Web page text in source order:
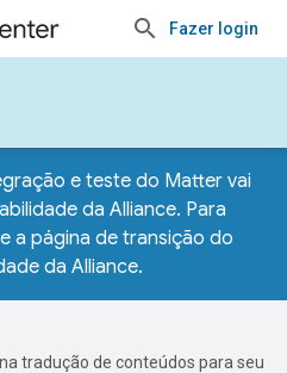
Fazer login
e teste do Matter vai
da Alliance. Para
a página de transição do
da Alliance.
tradução de conteúdos para seu